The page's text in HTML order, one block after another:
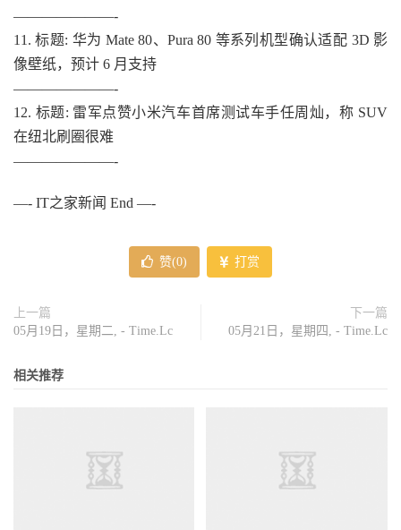
———————-
11. 标题: 华为 Mate 80、Pura 80 等系列机型确认适配 3D 影
像壁纸，预计 6 月支持
———————-
12. 标题: 雷军点赞小米汽车首席测试车手任周灿，称 SUV
在纽北刷圈很难
———————-
—- IT之家新闻 End —-
赞(0) 打赏
上一篇
05月19日，星期二, - Time.Lc
下一篇
05月21日，星期四, - Time.Lc
相关推荐